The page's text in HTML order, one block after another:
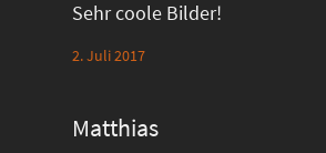
Sehr coole Bilder!
2. Juli 2017
Matthias